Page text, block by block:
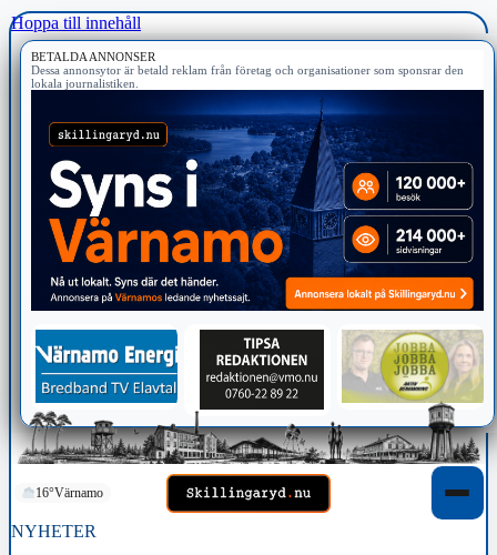
Hoppa till innehåll
BETALDA ANNONSER
Dessa annonsytor är betald reklam från företag och organisationer som sponsrar den
lokala journalistiken.
16°Värnamo
NYHETER